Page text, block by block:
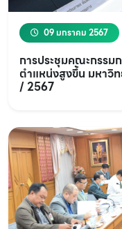
09 มกราคม 2567
การประชุมคณะกรรม
ตำแหน่งสูงขึ้น มหาวิ
/ 2567